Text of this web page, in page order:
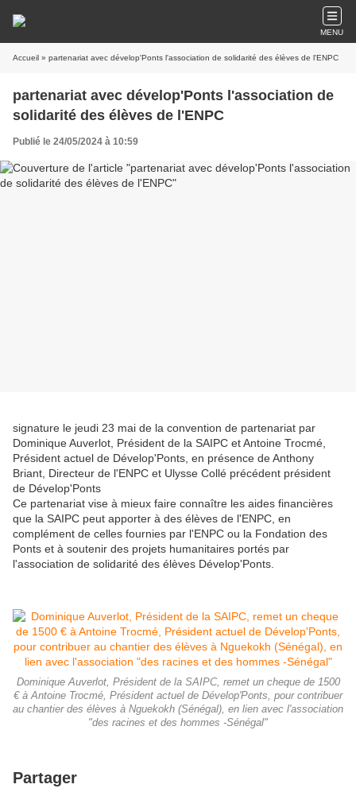
MENU
Accueil » partenariat avec dévelop'Ponts l'association de solidarité des élèves de l'ENPC
partenariat avec dévelop'Ponts l'association de
solidarité des élèves de l'ENPC
Publié le 24/05/2024 à 10:59
signature le jeudi 23 mai de la convention de partenariat par
Dominique Auverlot, Président de la SAIPC et Antoine Trocmé,
Président actuel de Dévelop'Ponts, en présence de Anthony
Briant, Directeur de l'ENPC et Ulysse Collé précédent président
de Dévelop'Ponts
Ce partenariat vise à mieux faire connaître les aides financières
que la SAIPC peut apporter à des élèves de l'ENPC, en
complément de celles fournies par l'ENPC ou la Fondation des
Ponts et à soutenir des projets humanitaires portés par
l'association de solidarité des élèves Dévelop'Ponts.
Dominique Auverlot, Président de la SAIPC, remet un cheque de 1500
€ à Antoine Trocmé, Président actuel de Dévelop'Ponts, pour contribuer
au chantier des élèves à Nguekokh (Sénégal), en lien avec l'association
"des racines et des hommes -Sénégal"
Partager